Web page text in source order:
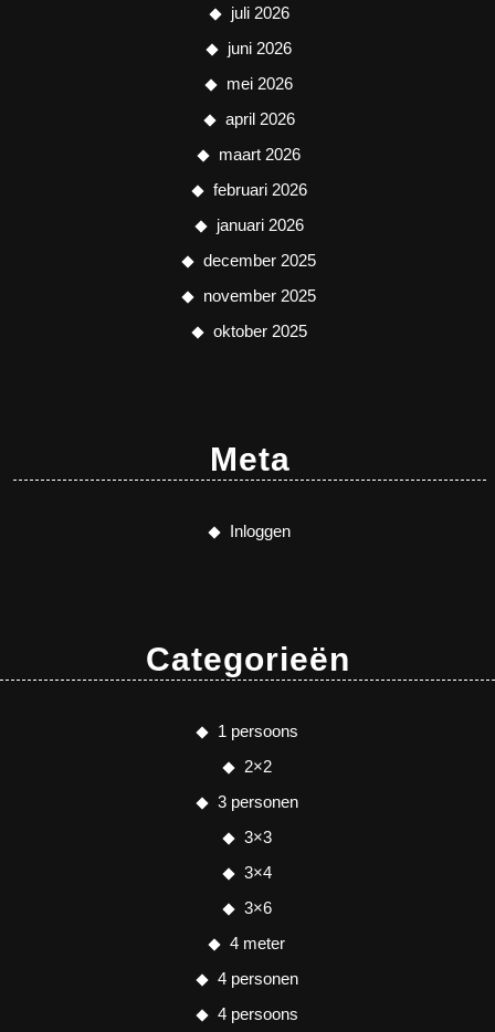
juli 2026
juni 2026
mei 2026
april 2026
maart 2026
februari 2026
januari 2026
december 2025
november 2025
oktober 2025
Meta
Inloggen
Categorieën
1 persoons
2×2
3 personen
3×3
3×4
3×6
4 meter
4 personen
4 persoons